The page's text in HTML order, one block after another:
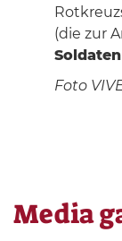
(die zur
Soldaten
Foto
Media